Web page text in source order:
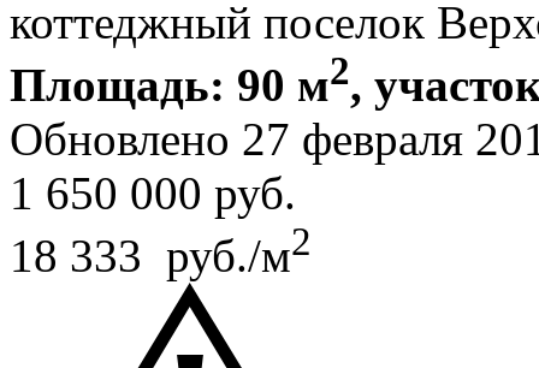
коттеджный поселок
Площадь: 90 м2,
Обновлено 27 февраля
1 650 000 руб.
18 333 руб./м2